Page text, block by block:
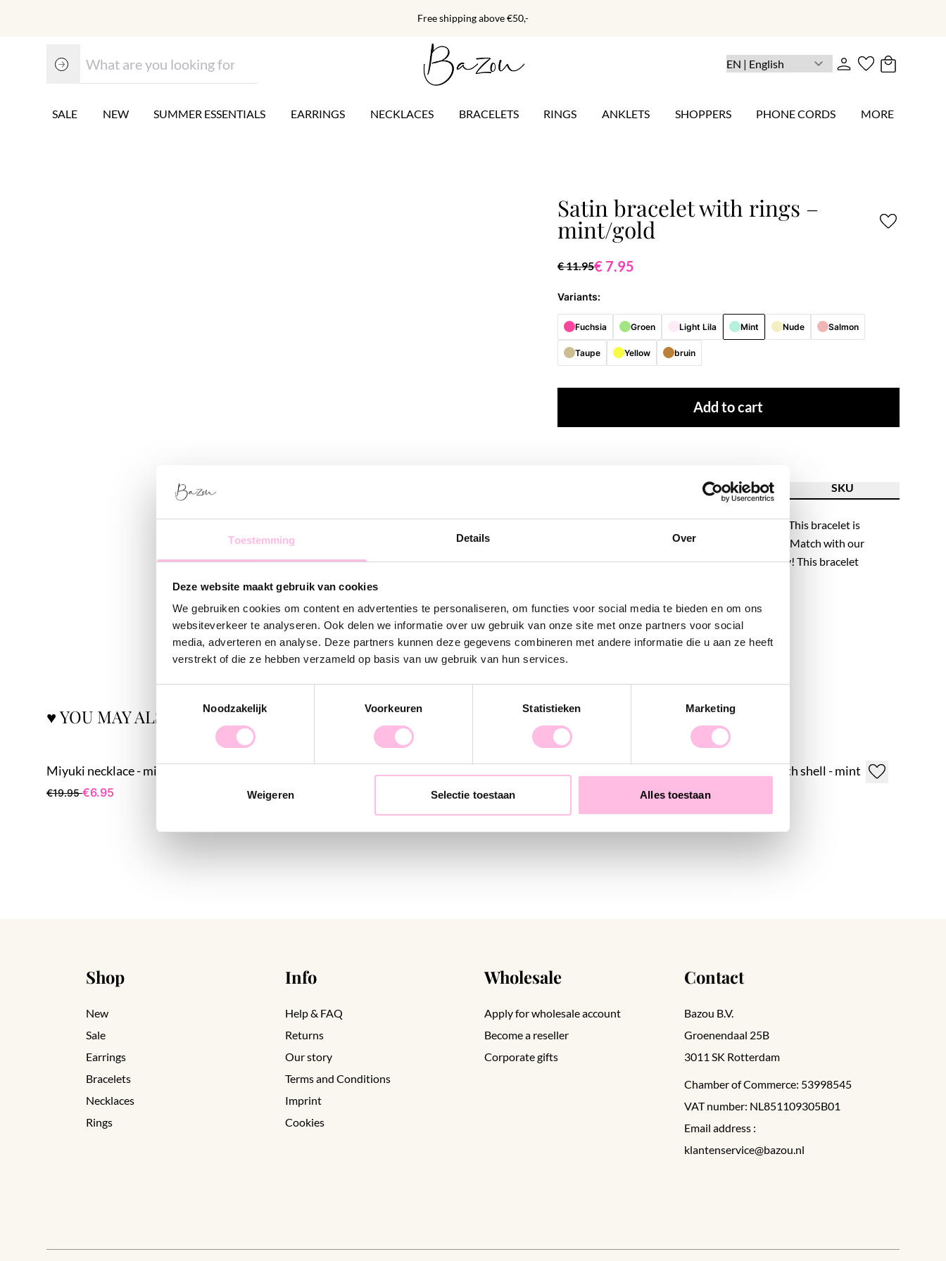
Toestemming Details Over
Deze website maakt gebruik van cookies
We gebruiken cookies om content en advertenties te personaliseren, om functies voor social media te bieden en om ons
websiteverkeer te analyseren. Ook delen we informatie over uw gebruik van onze site met onze partners voor social
media, adverteren en analyse. Deze partners kunnen deze gegevens combineren met andere informatie die u aan ze heeft
verstrekt of die ze hebben verzameld op basis van uw gebruik van hun services.
Noodzakelijk
Voorkeuren Statistieken Marketing
Weigeren Selectie toestaan Alles toestaan
Free shipping above €50,-
SALE NEW SUMMER ESSENTIALS EARRINGS NECKLACES BRACELETS RINGS ANKLETS SHOPPERS PHONE CORDS MORE
Satin bracelet with rings –
mint/gold
€ 11.95€ 7.95
Variants:
Fuchsia Groen Light Lila Mint Nude Salmon
Taupe Yellow bruin
Add to cart
Feature SKU
Brighten up your day with this colorful bracelet. This bracelet is
the perfect basic for a stunning arm party. Mix & Match with our
bracelets and create your own perfect arm candy! This bracelet
♥ YOU MAY ALSO LOVE...
Miyuki necklace - mint
€19.95€6.95 €18.95 €29.95
Satin bracelet with shell - mint
€11.95
Shop
New
Sale
Earrings
Bracelets
Necklaces
Rings
Info
Help & FAQ
Returns
Our story
Terms and Conditions
Imprint
Cookies
Wholesale
Apply for wholesale account
Become a reseller
Corporate gifts
Contact
Bazou B.V.
Groenendaal 25B
3011 SK Rotterdam
Chamber of Commerce: 53998545
VAT number: NL851109305B01
Email address :
klantenservice@bazou.nl